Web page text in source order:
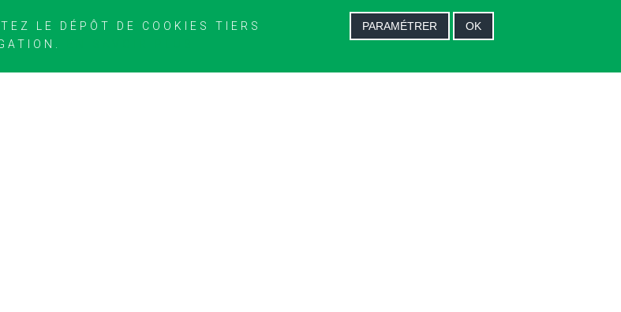
LE DÉPÔT DE COOKIES TIERS
PARAMÉTRER OK